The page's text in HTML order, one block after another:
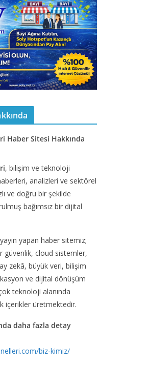
Haber Sitesi Hakkında
, bilişim ve teknoloji
analizleri ve sektörel
ve doğru bir şekilde
bağımsız bir dijital
yapan haber sitemiz;
güvenlik, cloud sistemler,
zekâ, büyük veri, bilişim
ve dijital dönüşüm
teknoloji alanında
içerikler üretmektedir.
daha fazla detay
biz-kimiz/